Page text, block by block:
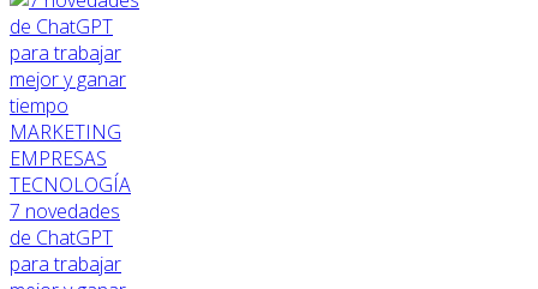
MARKETING
EMPRESAS
TECNOLOGÍA
7 novedades
de ChatGPT
para trabajar